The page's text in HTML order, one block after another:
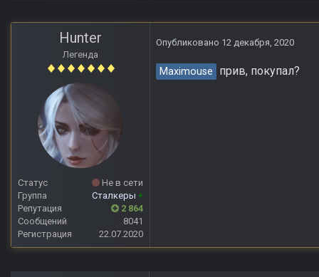
Hunter
Легенда
Статус
Не в сети
Группа
Сталкеры +
Репутация
2 864
Сообщений
8041
Регистрация
22.07.2020
Опубликовано 12 декабря, 2020
Maximouse прив, покупал?